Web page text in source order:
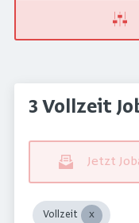
3 Vollzeit
Jetzt
Vollzeit